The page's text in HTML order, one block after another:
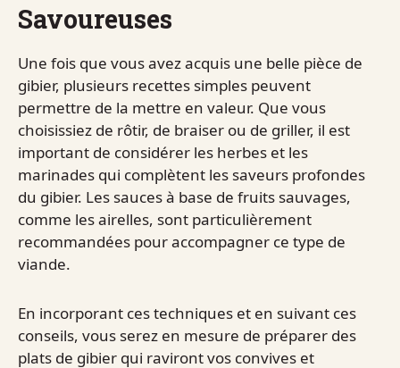
Savoureuses
Une fois que vous avez acquis une belle pièce de
gibier, plusieurs recettes simples peuvent
permettre de la mettre en valeur. Que vous
choisissiez de rôtir, de braiser ou de griller, il est
important de considérer les herbes et les
marinades qui complètent les saveurs profondes
du gibier. Les sauces à base de fruits sauvages,
comme les airelles, sont particulièrement
recommandées pour accompagner ce type de
viande.
En incorporant ces techniques et en suivant ces
conseils, vous serez en mesure de préparer des
plats de gibier qui raviront vos convives et